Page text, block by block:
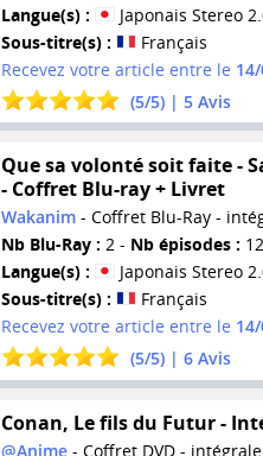
Langue(s) :
Japonais Stereo
Sous-titre(s) :
Français
Recevez votre article entre le
(5/5) | 5Avis
Que sa volonté soit faite -
- Coffret Blu-ray + Livret
Wakanim- Coffret Blu-Ray -
Nb Blu-Ray : 2 - Nb épisodes : 12
Langue(s) :
Japonais Stereo
Sous-titre(s) :
Français
Recevez votre article entre le
(5/5) | 6Avis
Conan, Le fils du Futur -
@Anime- Coffret DVD - intégrale